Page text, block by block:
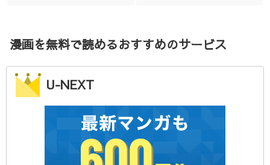
漫画を無料で読めるおすすめのサービス
U-NEXT